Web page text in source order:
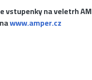
na veletrh
www.amper.cz